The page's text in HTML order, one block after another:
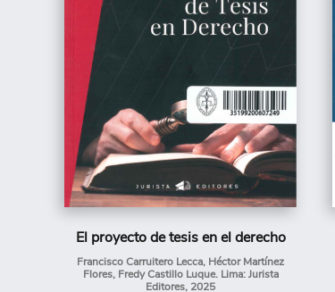
El proyecto de tesis en el derecho
Francisco Carruitero Lecca, Héctor Martínez
Flores, Fredy Castillo Luque. Lima: Jurista
Editores, 2025